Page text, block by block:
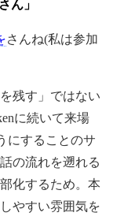
ん」
さんね(私は参加
残す」ではない
に続いて来場
にすることのサ
の流れを遡れる
化するため。本
やすい雰囲気を